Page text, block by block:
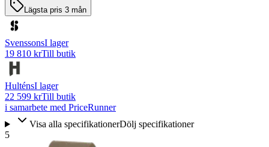
Lägsta pris 3 mån
SvenssonsI lager
19 810 krTill butik
HulténsI lager
22 599 krTill butik
i samarbete med PriceRunner
Visa alla specifikationerDölj specifikationer
5